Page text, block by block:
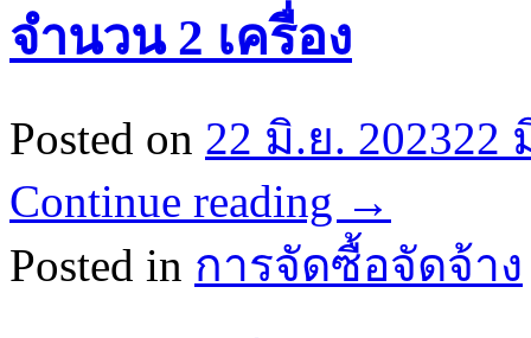
จำนวน 2 เครื่อง
Posted on 22 มิ.ย. 202322
Continue reading →
Posted in การจัดซื้อจัดจ้าง